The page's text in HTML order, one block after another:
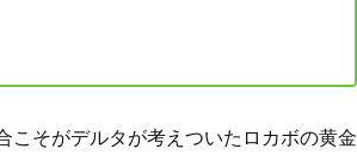
こそがデルタが考えついたロカボの黄金